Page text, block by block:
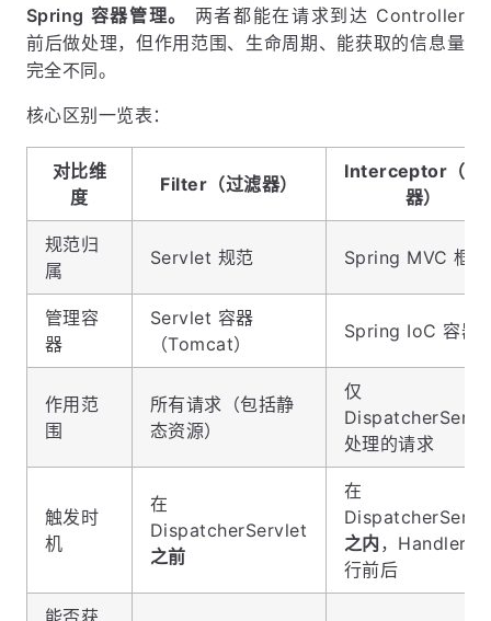
Spring 容器管理。
两者都能在请求到达 Controller
前后做处理，但作用范围、生命周期、能获取的信息量
完全不同。
核心区别一览表：
对比维
度
Filter（过滤器）
Interceptor（拦
器）
规范归
属
Servlet 规范 Spring MVC 框架
管理容
器
Servlet 容器
（Tomcat）
Spring IoC 容器
作用范
围
所有请求（包括静
态资源）
仅
处理的请求
触发时
机
在
DispatcherServlet
之前
在
之内 ，Handler 执
行前后
能否获